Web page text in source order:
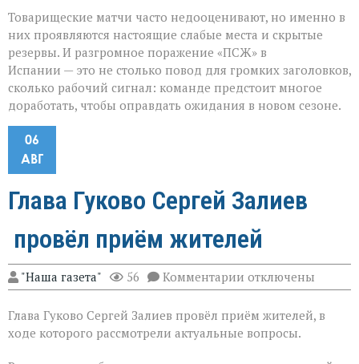
Товарищеские матчи часто недооценивают, но именно в
них проявляются настоящие слабые места и скрытые
резервы. И разгромное поражение «ПСЖ» в
Испании — это не столько повод для громких заголовков,
сколько рабочий сигнал: команде предстоит многое
доработать, чтобы оправдать ожидания в новом сезоне.
06
АВГ
Глава Гуково Сергей Залиев
провёл приём жителей
"Наша газета" 56 Комментарии к
записи
Гуково
Сергей
Залиев
отключены
Глава Гуково Сергей Залиев провёл приём жителей, в
ходе которого рассмотрели актуальные вопросы.